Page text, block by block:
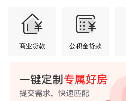
商业贷款 公积金贷款